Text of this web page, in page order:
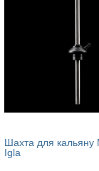
Шахта для кальяну
Igla